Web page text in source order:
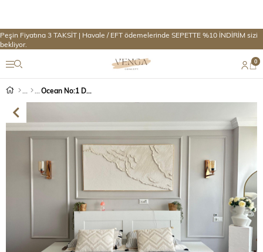
Peşin Fiyatına 3 TAKSİT | Havale / EFT ödemelerinde SEPETTE %10 İNDİRİM sizi
bekliyor.
0
Ocean No:1 Dokulu Tablo (60x140cm)